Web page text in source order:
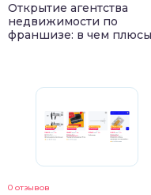
Открытие агентства
недвижимости по
франшизе: в чем плюсы
0 отзывов